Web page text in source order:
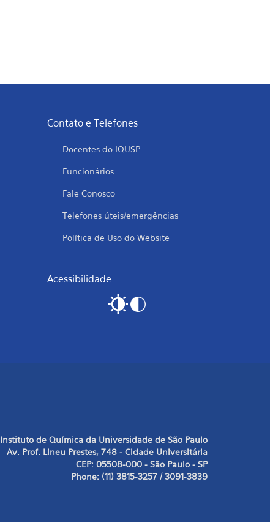
Contato e Telefones
Docentes do IQUSP
Funcionários
Fale Conosco
Telefones úteis/emergências
Política de Uso do Website
Acessibilidade
Instituto de Química da Universidade de São Paulo
Av. Prof. Lineu Prestes, 748 - Cidade Universitária
CEP: 05508-000 - São Paulo - SP
Phone: (11) 3815-3257 / 3091-3839